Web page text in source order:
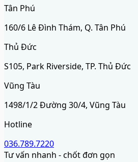
Tân Phú
160/6 Lê Đình Thám, Q. Tân Phú
Thủ Đức
S105, Park Riverside, TP. Thủ Đức
Vũng Tàu
1498/1/2 Đường 30/4, Vũng Tàu
Hotline
036.789.7220
Tư vấn nhanh - chốt đơn gọn